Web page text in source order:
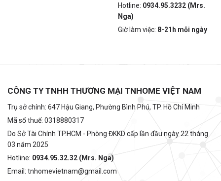
Hotline: 0934.95.3232 (Mrs.
Nga)
Giờ làm việc: 8-21h mỗi ngày
CÔNG TY TNHH THƯƠNG MẠI TNHOME VIỆT NAM
Trụ sở chính: 647 Hậu Giang, Phường Bình Phú, TP. Hồ Chí Minh
Mã số thuế: 0318880317
Do Sở Tài Chính TP.HCM - Phòng ĐKKD cấp lần đầu ngày 22 tháng
03 năm 2025
Hotline: 0934.95.32.32 (Mrs. Nga)
Email: tnhomevietnam@gmail.com